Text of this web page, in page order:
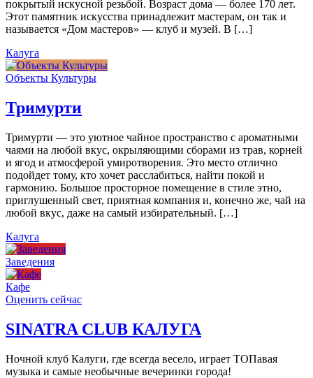
покрытый искусной резьбой. Возраст дома — более 170 лет.
Этот памятник искусства принадлежит мастерам, он так и
называется «Дом мастеров» — клуб и музей. В […]
Калуга
Объекты Культуры
Тримурти
Тримурти — это уютное чайное пространство с ароматными
чаями на любой вкус, окрыляющими сборами из трав, корней
и ягод и атмосферой умиротворения. Это место отлично
подойдет тому, кто хочет расслабиться, найти покой и
гармонию. Большое просторное помещение в стиле этно,
приглушенный свет, приятная компания и, конечно же, чай на
любой вкус, даже на самый избирательный. […]
Калуга
Заведения
Кафе
Оценить сейчас
SINATRA CLUB КАЛУГА
Ночной клуб Калуги, где всегда весело, играет ТОПавая
музыка и самые необычные вечеринки города!